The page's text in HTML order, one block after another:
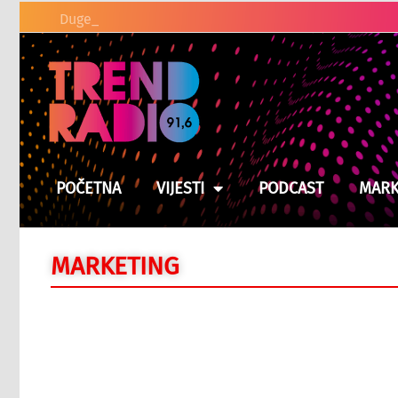
Duge kolone vozila na graničn
POČETNA VIJESTI PODCAST
MARKETING